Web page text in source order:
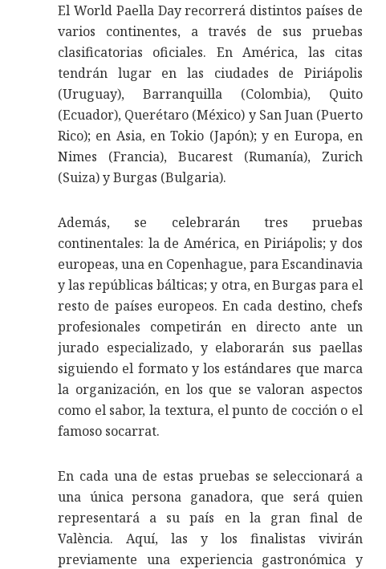
El World Paella Day recorrerá distintos países de
varios continentes, a través de sus pruebas
clasificatorias oficiales. En América, las citas
tendrán lugar en las ciudades de Piriápolis
(Uruguay), Barranquilla (Colombia), Quito
(Ecuador), Querétaro (México) y San Juan (Puerto
Rico); en Asia, en Tokio (Japón); y en Europa, en
Nimes (Francia), Bucarest (Rumanía), Zurich
(Suiza) y Burgas (Bulgaria).
Además, se celebrarán tres pruebas
continentales: la de América, en Piriápolis; y dos
europeas, una en Copenhague, para Escandinavia
y las repúblicas bálticas; y otra, en Burgas para el
resto de países europeos. En cada destino, chefs
profesionales competirán en directo ante un
jurado especializado, y elaborarán sus paellas
siguiendo el formato y los estándares que marca
la organización, en los que se valoran aspectos
como el sabor, la textura, el punto de cocción o el
famoso socarrat.
En cada una de estas pruebas se seleccionará a
una única persona ganadora, que será quien
representará a su país en la gran final de
València. Aquí, las y los finalistas vivirán
previamente una experiencia gastronómica y